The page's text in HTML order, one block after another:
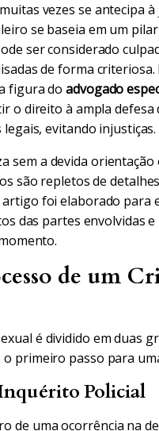
vezes se antecipa
se baseia em um pilar
ser considerado
de forma
figura doadvogado
o direito à ampla defesa
evitando injustiças.
sem a devida
são repletos de
foi elaborado para
das partes envolvidas
de um
é dividido em duas
primeiro passo para
Policial
de uma ocorrência na